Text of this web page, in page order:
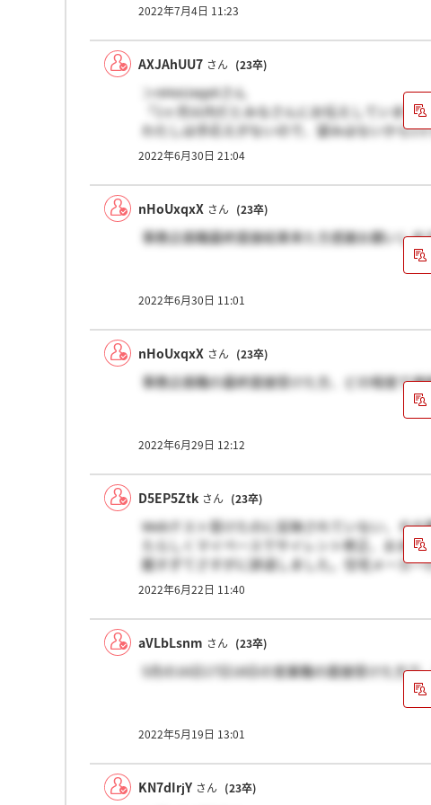
2022年7月4日 11:23
AXJAhUU7 さん (23卒)
＞nHoUxqxXさん
「1ヶ月以内だとみなさんにお伝えしていま
わたしは手応えがないので、望みはないから1
2022年6月30日 21:04
nHoUxqxX さん (23卒)
事務企画職最終面接結果来た方感謝お願いしま
2022年6月30日 11:01
nHoUxqxX さん (23卒)
事務企画職の最終面接受けた方、どの程度で連
2022年6月29日 12:12
D5EP5Ztk さん (23卒)
Webテスト受けたのに反映されていない、そ
たらしくマイペースでサイレント修正、おま
酷すぎてさすがに辞退しました。住宅メーカー
2022年6月22日 11:40
aVLbLsnm さん (23卒)
5月の16日17日18日の営業職の面接受けた方で
2022年5月19日 13:01
KN7dIrjY さん (23卒)